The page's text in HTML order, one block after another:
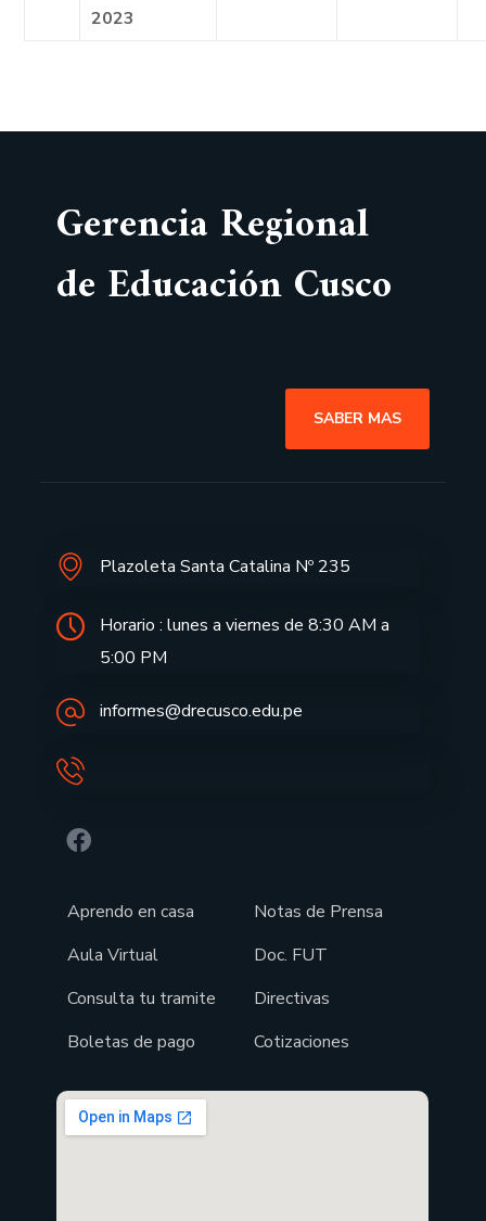
2023
Gerencia Regional
de Educación Cusco
SABER MAS
Plazoleta Santa Catalina Nº 235
Horario : lunes a viernes de 8:30 AM a
5:00 PM
informes@drecusco.edu.pe
Aprendo en casa
Aula Virtual
Consulta tu tramite
Boletas de pago
Notas de Prensa
Doc. FUT
Directivas
Cotizaciones